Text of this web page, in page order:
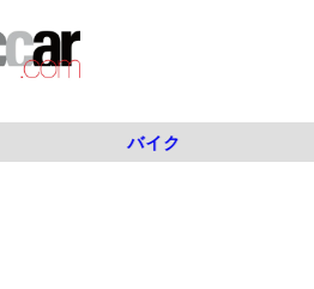
バイク